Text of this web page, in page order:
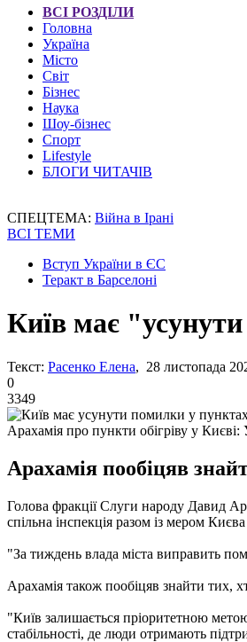
ВСІ РОЗДІЛИ
Головна
Україна
Місто
Світ
Бізнес
Наука
Шоу-бізнес
Спорт
Lifestyle
БЛОГИ ЧИТАЧІВ
СПЕЦТЕМА: Війна в Ірані
ВСІ ТЕМИ
Вступ України в ЄС
Теракт в Барселоні
Київ має
Текст: Расенко Елена, 28 листопада
0
3349
Арахамія про пункти обігріву у
Арахамія пообіцяв
Голова фракції Слуги народу Давид
спільна інспекція разом із мером
"За тиждень влада міста виправить
Арахамія також пообіцяв знайти тих,
"Київ залишається пріоритетною
стабільності, де люди отримають